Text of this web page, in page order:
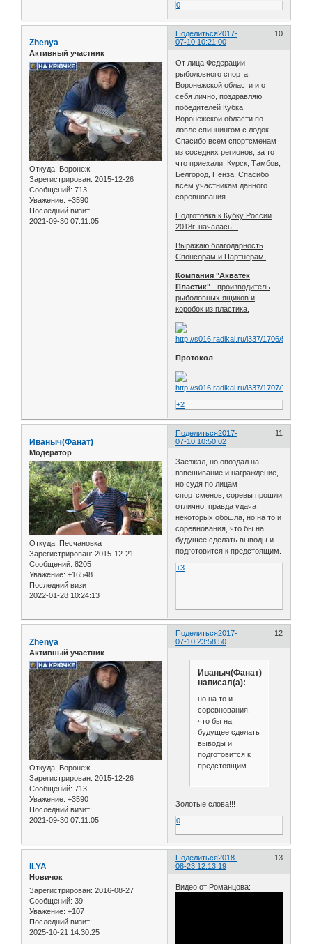
0
Поделиться 10
2017-
07-10 10:21:00
Zhenya
Активный участник
Откуда: Воронеж
Зарегистрирован: 2015-12-26
Сообщений: 713
Уважение: +3590
Последний визит:
2021-09-30 07:11:05
От лица Федерации
рыболовного спорта
Воронежской области и от
себя лично, поздравляю
победителей Кубка
Воронежской области по
ловле спиннингом с лодок.
Спасибо всем спортсменам
из соседних регионов, за то
что приехали: Курск, Тамбов,
Белгород, Пенза. Спасибо
всем участникам данного
соревнования.
Подготовка к Кубку России
2018г. началась!!!
Выражаю благодарность
Спонсорам и Партнерам:
Компания "Акватек
Пластик" - производитель
рыболовных ящиков и
коробок из пластика.
Протокол
+2
Поделиться 11
2017-
07-10 10:50:02
Иваныч(Фанат)
Модератор
Откуда: Песчановка
Зарегистрирован: 2015-12-21
Сообщений: 8205
Уважение: +16548
Последний визит:
2022-01-28 10:24:13
Заезжал, но опоздал на
взвешивание и награждение,
но судя по лицам
спортсменов, соревы прошли
отлично, правда удача
некоторых обошла, но на то и
соревнования, что бы на
будущее сделать выводы и
подготовится к предстоящим.
+3
Поделиться 12
2017-
07-10 23:58:50
Zhenya
Активный участник
Откуда: Воронеж
Зарегистрирован: 2015-12-26
Сообщений: 713
Уважение: +3590
Последний визит:
2021-09-30 07:11:05
Иваныч(Фанат)
написал(а):
но на то и
соревнования,
что бы на
будущее сделать
выводы и
подготовится к
предстоящим.
Золотые слова!!!
0
Поделиться 13
2018-
08-23 12:13:19
ILYA
Новичок
Зарегистрирован: 2016-08-27
Сообщений: 39
Уважение: +107
Последний визит:
2025-10-21 14:30:25
Видео от Романцова: